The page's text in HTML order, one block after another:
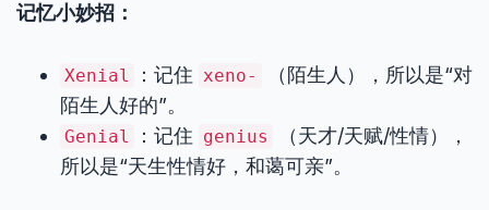
记忆小妙招：
Xenial ：记住 xeno-
（陌生人），所以是“对
陌生人好的”。
Genial ：记住 genius
（天才/天赋/性情），
所以是“天生性情好，和蔼可亲”。